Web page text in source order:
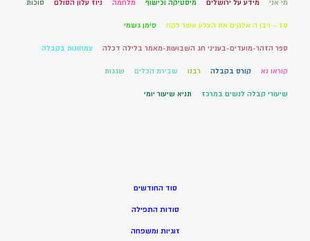
מי אני מידע על ירושלים מיסטיקה וכישוף מלחמה ניוז עלון הסולם סוכות
סז – ויבן ה אלקים את הצלע אשר לקח סימן גשמי
ספר הזהר-מועדים-בעניני חג השבועות-מאמר בלילה דכלה צמחונות בקבלה
קוראו נא קורס בקבלה רבנו שבירת הכלים שגגות
שיעורי קבלה לנשים במרכז תניא שיעור יומי
סוד החודשים
סודות התפילה
זוגיות ומשפחה